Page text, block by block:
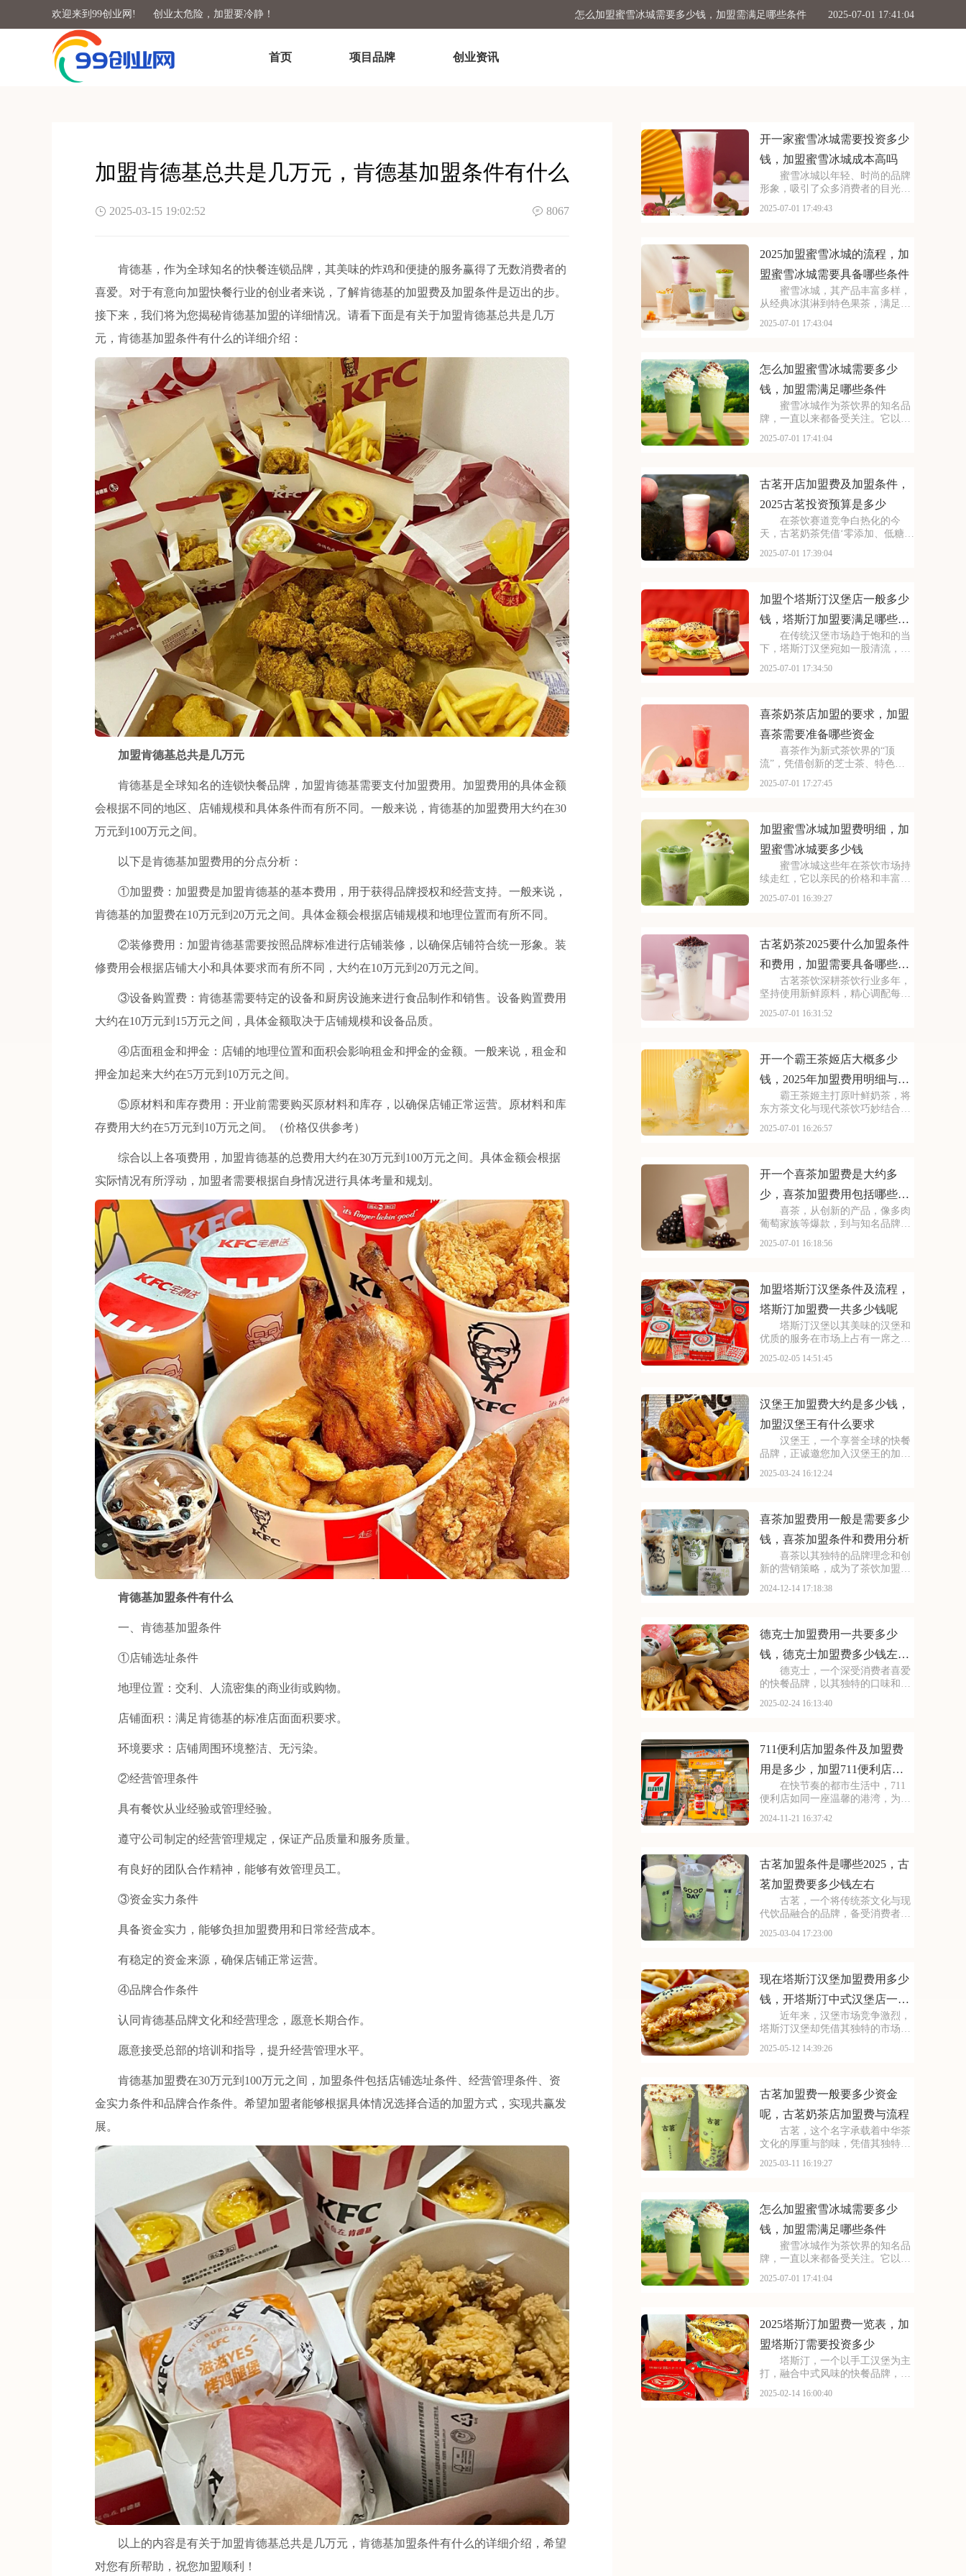
欢迎来到99创业网! 创业太危险，加盟要冷静！ 怎么加盟蜜雪冰城需要多少钱，加盟需满足哪些条件 2025-07-01 17:41:04
首页 项目品牌 创业资讯
加盟肯德基总共是几万元，肯德基加盟条件有什么
2025-03-15 19:02:52 8067
肯德基，作为全球知名的快餐连锁品牌，其美味的炸鸡和便捷的服务赢得了无数消费者的
喜爱。对于有意向加盟快餐行业的创业者来说，了解肯德基的加盟费及加盟条件是迈出的步。
接下来，我们将为您揭秘肯德基加盟的详细情况。请看下面是有关于加盟肯德基总共是几万
元，肯德基加盟条件有什么的详细介绍：
加盟肯德基总共是几万元
肯德基是全球知名的连锁快餐品牌，加盟肯德基需要支付加盟费用。加盟费用的具体金额
会根据不同的地区、店铺规模和具体条件而有所不同。一般来说，肯德基的加盟费用大约在30
万元到100万元之间。
以下是肯德基加盟费用的分点分析：
①加盟费：加盟费是加盟肯德基的基本费用，用于获得品牌授权和经营支持。一般来说，
肯德基的加盟费在10万元到20万元之间。具体金额会根据店铺规模和地理位置而有所不同。
②装修费用：加盟肯德基需要按照品牌标准进行店铺装修，以确保店铺符合统一形象。装
修费用会根据店铺大小和具体要求而有所不同，大约在10万元到20万元之间。
③设备购置费：肯德基需要特定的设备和厨房设施来进行食品制作和销售。设备购置费用
大约在10万元到15万元之间，具体金额取决于店铺规模和设备品质。
④店面租金和押金：店铺的地理位置和面积会影响租金和押金的金额。一般来说，租金和
押金加起来大约在5万元到10万元之间。
⑤原材料和库存费用：开业前需要购买原材料和库存，以确保店铺正常运营。原材料和库
存费用大约在5万元到10万元之间。（价格仅供参考）
综合以上各项费用，加盟肯德基的总费用大约在30万元到100万元之间。具体金额会根据
实际情况有所浮动，加盟者需要根据自身情况进行具体考量和规划。
肯德基加盟条件有什么
一、肯德基加盟条件
①店铺选址条件
地理位置：交利、人流密集的商业街或购物。
店铺面积：满足肯德基的标准店面面积要求。
环境要求：店铺周围环境整洁、无污染。
②经营管理条件
具有餐饮从业经验或管理经验。
遵守公司制定的经营管理规定，保证产品质量和服务质量。
有良好的团队合作精神，能够有效管理员工。
③资金实力条件
具备资金实力，能够负担加盟费用和日常经营成本。
有稳定的资金来源，确保店铺正常运营。
④品牌合作条件
认同肯德基品牌文化和经营理念，愿意长期合作。
愿意接受总部的培训和指导，提升经营管理水平。
肯德基加盟费在30万元到100万元之间，加盟条件包括店铺选址条件、经营管理条件、资
金实力条件和品牌合作条件。希望加盟者能够根据具体情况选择合适的加盟方式，实现共赢发
展。
以上的内容是有关于加盟肯德基总共是几万元，肯德基加盟条件有什么的详细介绍，希望
对您有所帮助，祝您加盟顺利！
开一家蜜雪冰城需要投资多少
钱，加盟蜜雪冰城成本高吗
蜜雪冰城以年轻、时尚的品牌
形象，吸引了众多消费者的目光。
景，让不少投资者跃跃欲试。那
投资多少钱，加盟蜜雪冰
2025-07-01 17:49:43
2025加盟蜜雪冰城的流程，加
盟蜜雪冰城需要具备哪些条件
蜜雪冰城，其产品丰富多样，
从经典冰淇淋到特色果茶，满足不
小巷，生意火爆异常。如此强大的
需要多少费用呢？以下
2025-07-01 17:43:04
怎么加盟蜜雪冰城需要多少
钱，加盟需满足哪些条件
蜜雪冰城作为茶饮界的知名品
牌，一直以来都备受关注。它以丰
费者的口碑和忠诚度。无论是学生
用究竟是多少呢？下面
2025-07-01 17:41:04
古茗开店加盟费及加盟条件，
2025古茗投资预算是多少
在茶饮赛道竞争白热化的今
天，古茗奶茶凭借‘零添加、低糖健
爱，吸引了不少投资者的关注，加
2025古茗投资预
2025-07-01 17:39:04
加盟个塔斯汀汉堡店一般多少
钱，塔斯汀加盟要满足哪些条
在传统汉堡市场趋于饱和的当
下，塔斯汀汉堡宛如一股清流，以
牌知名度的不断提升，越来越多的
启自己的创业之路。那么
2025-07-01 17:34:50
喜茶奶茶店加盟的要求，加盟
喜茶需要准备哪些资金
喜茶作为新式茶饮界的“顶
流”，凭借创新的芝士茶、特色果
数。不少投资者都在关注这个品
加盟的要求，加盟喜茶需要
2025-07-01 17:27:45
加盟蜜雪冰城加盟费明细，加
盟蜜雪冰城要多少钱
蜜雪冰城这些年在茶饮市场持
续走红，它以亲民的价格和丰富的
如此火爆的生意和强大的品牌扩张
呢？下面就来看看加盟蜜雪
2025-07-01 16:39:27
古茗奶茶2025要什么加盟条件
和费用，加盟需要具备哪些条
古茗茶饮深耕茶饮行业多年，
坚持使用新鲜原料，精心调配每一
碑赢得了消费者的信赖。其看到古
何呢？下面就来看看古茗
2025-07-01 16:31:52
开一个霸王茶姬店大概多少
钱，2025年加盟费用明细与成
本预算
霸王茶姬主打原叶鲜奶茶，将
东方茶文化与现代茶饮巧妙结合。
充满国风韵味。凭借独特产品与风
茶姬店大概多少钱，
2025-07-01 16:26:57
开一个喜茶加盟费是大约多
少，喜茶加盟费用包括哪些方
喜茶，从创新的产品，像多肉
葡萄家族等爆款，到与知名品牌跨
不断扩大影响力。以下是开一个喜
能为您提供参考~
2025-07-01 16:18:56
加盟塔斯汀汉堡条件及流程，
塔斯汀加盟费一共多少钱呢
塔斯汀汉堡以其美味的汉堡和
优质的服务在市场上占有一席之
项目。对于有意向加盟塔斯汀汉堡
介绍塔斯汀汉堡的加盟费
2025-02-05 14:51:45
汉堡王加盟费大约是多少钱，
加盟汉堡王有什么要求
汉堡王，一个享誉全球的快餐
品牌，正诚邀您加入汉堡王的加盟
优势、专业的指导和持续的支持。
加盟费大约是多少钱，
2025-03-24 16:12:24
喜茶加盟费用一般是需要多少
钱，喜茶加盟条件和费用分析
喜茶以其独特的品牌理念和创
新的营销策略，成为了茶饮加盟的
将与一个备受市场欢迎的品牌共同
产品线，为创业者提供了
2024-12-14 17:18:38
德克士加盟费用一共要多少
钱，德克士加盟费多少钱左右
德克士，一个深受消费者喜爱
的快餐品牌，以其独特的口味和优
你对快餐行业充满热情，想要开一
细介绍德克士加盟费用
2025-02-24 16:13:40
711便利店加盟条件及加盟费
用是多少，加盟711便利店大
概需要多少钱
在快节奏的都市生活中，711
便利店如同一座温馨的港湾，为消
琅满目的商品、舒适的购物环境和
711，您将踏入一
2024-11-21 16:37:42
古茗加盟条件是哪些2025，古
茗加盟费要多少钱左右
古茗，一个将传统茶文化与现
代饮品融合的品牌，备受消费者喜
越来越多的创业者纷纷咨询古茗的
茗有更全面的认识，为
2025-03-04 17:23:00
现在塔斯汀汉堡加盟费用多少
钱，开塔斯汀中式汉堡店一般
多少钱
近年来，汉堡市场竞争激烈，
塔斯汀汉堡却凭借其独特的市场定
业的创业者来说，塔斯汀汉堡无疑
体要求呢？本文将为你
2025-05-12 14:39:26
古茗加盟费一般要多少资金
呢，古茗奶茶店加盟费与流程
古茗，这个名字承载着中华茶
文化的厚重与韵味，凭借其独特的
喜爱。对于有意加盟古茗的投资者
同探讨古茗加盟的相关
2025-03-11 16:19:27
怎么加盟蜜雪冰城需要多少
钱，加盟需满足哪些条件
蜜雪冰城作为茶饮界的知名品
牌，一直以来都备受关注。它以丰
费者的口碑和忠诚度。无论是学生
用究竟是多少呢？下面
2025-07-01 17:41:04
2025塔斯汀加盟费一览表，加
盟塔斯汀需要投资多少
塔斯汀，一个以手工汉堡为主
打，融合中式风味的快餐品牌，正
你对快餐行业充满热情，想要开一
2025-02-14 16:00:40